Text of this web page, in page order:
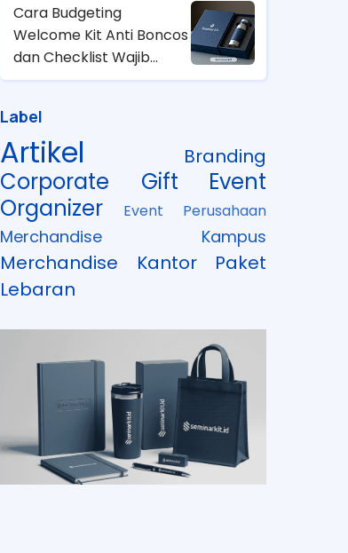
Cara Budgeting
Welcome Kit Anti Boncos
dan Checklist Wajib
untuk HRD
Label
Artikel Branding
Corporate Gift
Event
Organizer
Event Perusahaan
Merchandise Kampus
Merchandise Kantor
Paket
Lebaran